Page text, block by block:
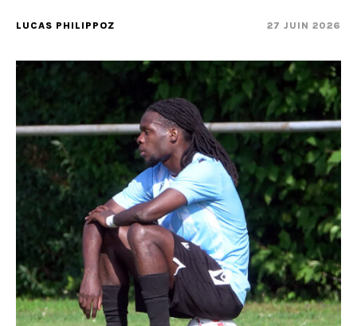
LUCAS PHILIPPOZ 27 JUIN 2026